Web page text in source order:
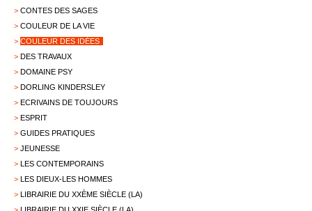
> CONTES DES SAGES
> COULEUR DE LA VIE
> COULEUR DES IDÉES
> DES TRAVAUX
> DOMAINE PSY
> DORLING KINDERSLEY
> ECRIVAINS DE TOUJOURS
> ESPRIT
> GUIDES PRATIQUES
> JEUNESSE
> LES CONTEMPORAINS
> LES DIEUX-LES HOMMES
> LIBRAIRIE DU XXÈME SIÈCLE (LA)